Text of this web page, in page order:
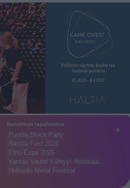
+
Suosittuja tapahtumia
Puotila Block Party
Rastila Fest 2026
Etno-Espa 2026
Vantaa Vauhti Kiihtyy! -festivaa…
Hellsinki Metal Festival